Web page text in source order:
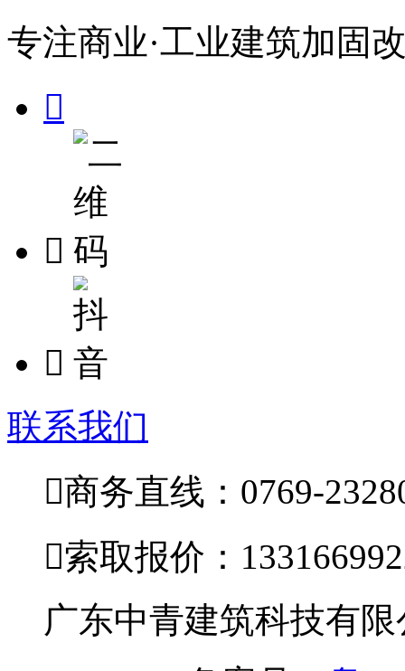
专注商业·工业建筑加固



联系我们
商务直线：0769-
索取报价：
广东中青建筑科技有